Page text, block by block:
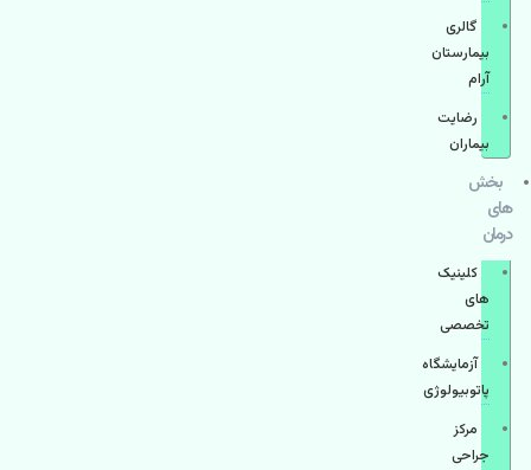
گالری
بیمارستان
آرام
رضایت
بیماران
بخش
های
درمان
کلینیک
های
تخصصی
آزمایشگاه
پاتوبیولوژی
مرکز
جراحی